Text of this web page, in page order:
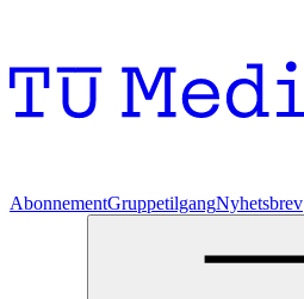
AbonnementGruppetilgangNyhetsbrev